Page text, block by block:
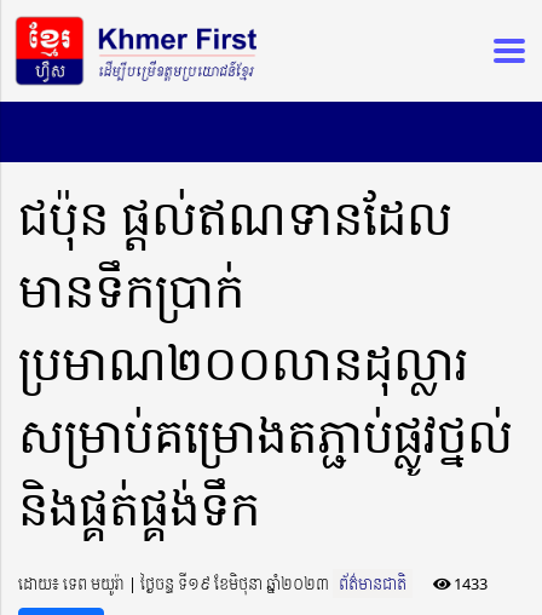
ជប៉ុន ផ្តល់ឥណទានដែល
មានទឹកប្រាក់
ប្រមាណ២០០លានដុល្លារ
សម្រាប់គម្រោងតភ្ជាប់ផ្លូវថ្នល់
និងផ្គត់ផ្គង់ទឹក
ដោយ៖ ទេព មយូរ៉ា ​​ | ថ្ងៃចន្ទ ទី១៩ ខែមិថុនា ឆ្នាំ២០២៣ ព័ត៌មានជាតិ 1433